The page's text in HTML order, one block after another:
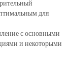
для
с основными
и некоторыми